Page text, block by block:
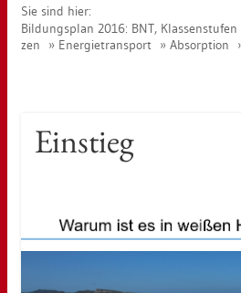
Sie sind hier:
Bil­dungs­plan 2016: BNT,
zen
En­er­gie­trans­port Ab­sorp­ti­on
Ein­stieg